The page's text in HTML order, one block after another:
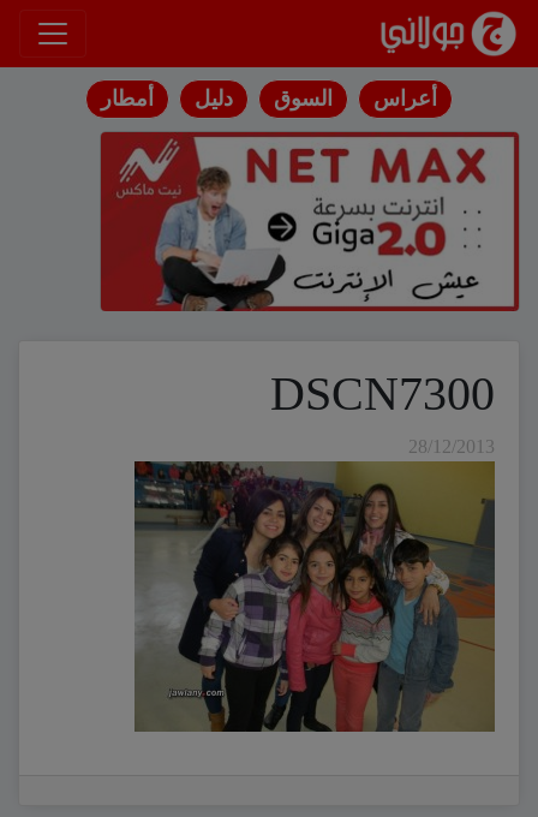
انتقل إلى المحتوى
أعراس السوق دليل أمطار
DSCN7300
28/12/2013